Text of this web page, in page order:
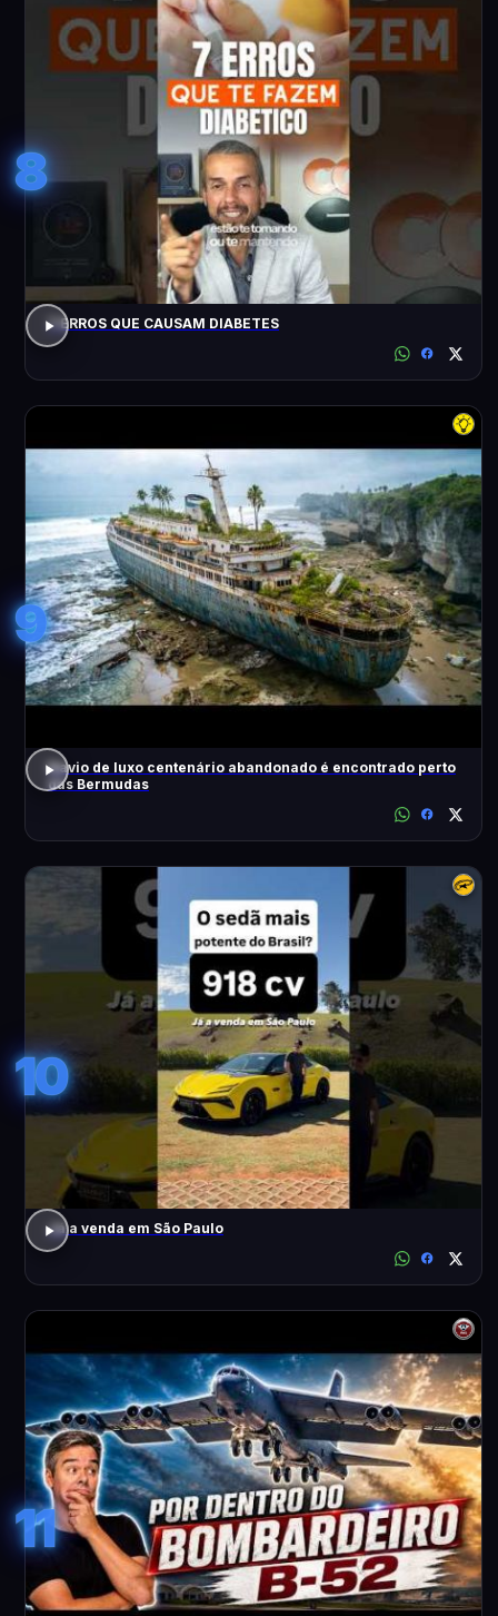
8
7 ERROS QUE CAUSAM DIABETES
9
Navio de luxo centenário abandonado é encontrado perto
das Bermudas
10
Já a venda em São Paulo
11